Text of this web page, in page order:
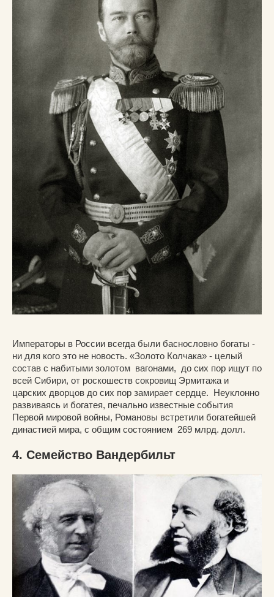
Императоры в России всегда были баснословно богаты -
ни для кого это не новость. «Золото Колчака» - целый
состав с набитыми золотом вагонами, до сих пор ищут по
всей Сибири, от роскошеств сокровищ Эрмитажа и
царских дворцов до сих пор замирает сердце. Неуклонно
развиваясь и богатея, печально известные события
Первой мировой войны, Романовы встретили богатейшей
династией мира, с общим состоянием 269 млрд. долл.
4. Семейство Вандербильт